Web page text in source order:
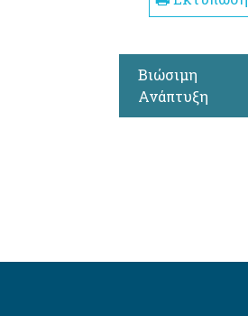
Βιώσιμη
Ανάπτυξη